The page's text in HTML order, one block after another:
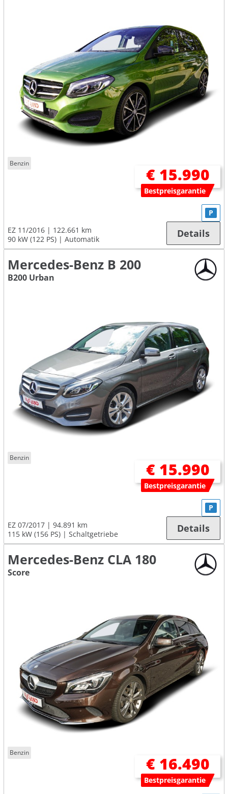
Benzin
€ 15.990
Bestpreisgarantie
EZ 11/2016
122.661 km
90 kW (122 PS)
Automatik
P
Details
Mercedes-Benz B 200
B200 Urban
Benzin
€ 15.990
Bestpreisgarantie
EZ 07/2017
94.891 km
115 kW (156 PS)
Schaltgetriebe
P
Details
Mercedes-Benz CLA 180
Score
Benzin
€ 16.490
Bestpreisgarantie